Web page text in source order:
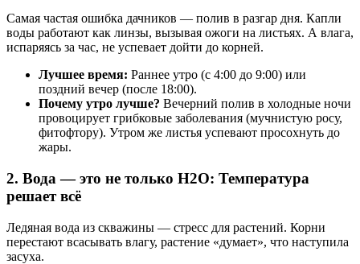
Самая частая ошибка дачников — полив в разгар дня. Капли
воды работают как линзы, вызывая ожоги на листьях. А влага,
испаряясь за час, не успевает дойти до корней.
Лучшее время: Раннее утро (с 4:00 до 9:00) или
поздний вечер (после 18:00).
Почему утро лучше? Вечерний полив в холодные ночи
провоцирует грибковые заболевания (мучнистую росу,
фитофтору). Утром же листья успевают просохнуть до
жары.
2. Вода — это не только H2O: Температура
решает всё
Ледяная вода из скважины — стресс для растений. Корни
перестают всасывать влагу, растение «думает», что наступила
засуха.